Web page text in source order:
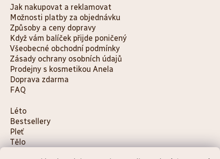
Jak nakupovat a reklamovat
Možnosti platby za objednávku
Způsoby a ceny dopravy
Když vám balíček přijde poničený
Všeobecné obchodní podmínky
Zásady ochrany osobních údajů
Prodejny s kosmetikou Anela
Doprava zdarma
FAQ
K
a
t
e
Léto
Bestsellery
Pleť
Tělo